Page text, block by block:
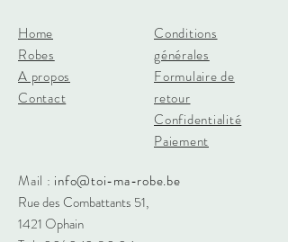
Home
Robes
A propos
Contact
Conditions
générales
Formulaire de
retour
Confidentialité
Paiement
Mail : info@toi-ma-robe.be
Rue des Combattants 51,
1421 Ophain